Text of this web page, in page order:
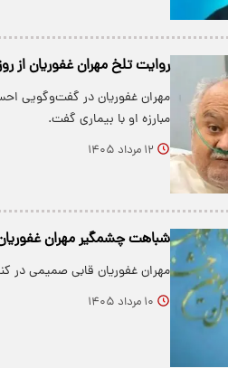
روایت تلخ مهران غفوریان از
مهران غفوریان در گفت‌وگویی
مبارزه او با بیماری گفت.
۱۲ مرداد ۱۴۰۵
شباهت چشمگیر مهران
مهران غفوریان قابی صمیمی در
۱۰ مرداد ۱۴۰۵